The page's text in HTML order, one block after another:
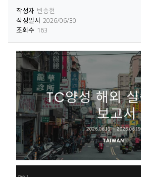
작성자 빈승현
작성일시 2026/06/30
조회수 163